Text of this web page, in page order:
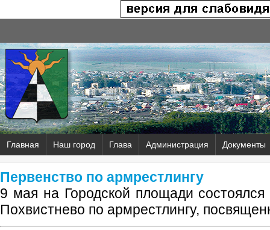
Главная Наш город Глава Администрация Документы
Первенство по армрестлингу
9 мая на Городской площади состоялся
Похвистнево по армрестлингу,